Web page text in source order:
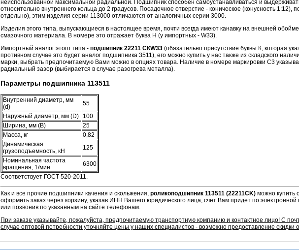
неиспользованной максимальной радиальной. Подшипник способен самоустанавливаться и
относительно внутреннего кольца до 2 градусов. Посадочное отверстие - коническое (конусность 1:12),
отдельно), этим изделия серии 113000 отличаются от аналогичных серии 3000.
Изделия этого типа, выпускающиеся в настоящее время, почти всегда имеют канавку на внешней
смазочного материала. В номере это отражает буква Н (у импортных - W33).
Импортный аналог этого типа - подшипник 22211 CКW33 (обязательно присутствие буквы К, которая
противном случае это будет аналог подшипника 3511), его можно купить у нас также из складского
марки, выбрать предпочитаемую Вами можно в опциях товара. Наличие в номере маркировки C3
радиальный зазор (выбирается в случае разогрева металла).
Параметры подшипника 113511
Внутренний диаметр, мм
(d)
55
Наружный диаметр, мм (D)
100
Ширина, мм (B)
25
Масса, кг
0,82
Динамическая
грузоподъемность, кН
125
Номинальная частота
вращения, 1/мин
6300
Соответствует ГОСТ 520-2011.
Как и все прочие подшипники качения и скольжения, роликоподшипник 113511 (22211CK) можно купить
оформить заказ через корзину, указав ИНН Вашего юридического лица, счет Вам придет по
или позвонив по указанным на сайте телефонам.
При заказе указывайте, пожалуйста, предпочитаемую транспортную компанию и контактное лицо! С
случае оптовой потребности уточняйте цены у наших специалистов - возможно предоставление скидки